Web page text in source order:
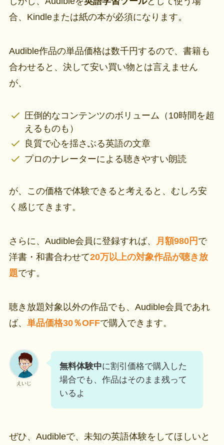
合、Kindleまたは紙の本が必須になります。
Audible作品の単品価格は数千円するので、書籍も
合わせると、決して安い買い物とは言えません
が、
圧倒的なコンテンツのボリューム（10時間を超
えるものも）
良質で心を揺さぶる英語の文章
プロのナレーターによる聴きやすい朗読
が、この価格で体験できると考えると、むしろ安
く感じてきます。
さらに、Audible会員に登録すれば、 月額980円 で
洋書・和書合わせて20万以上の対象作品が聴き放
題です。
聴き放題対象以外の作品でも、Audible会員であれ
ば、 単品価格30％OFFで購入できます。
えいじ
無料体験中に割引価格で購入した
場合でも、作品はそのまま残って
いるよ
ぜひ、Audibleで、未知の英語体験をしてほしいと